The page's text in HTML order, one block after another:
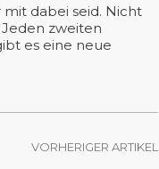
mit dabei seid. Nicht
zweiten
es eine neue
VORHERIGER ARTIKEL